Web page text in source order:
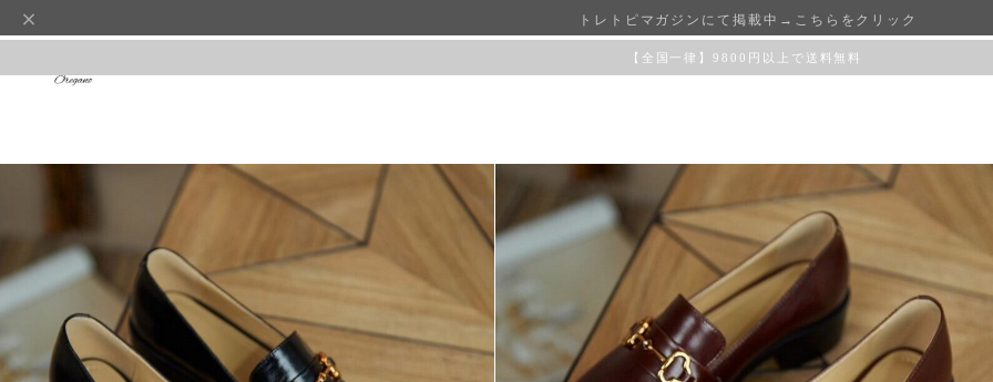
トレトピマガジンにて掲載中→こちらをクリック
【全国一律】9800円以上で送料無料